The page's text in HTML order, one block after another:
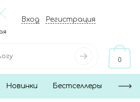
Вход Регистрация
0
Новинки Бестселлеры